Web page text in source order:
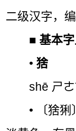
二级汉字，编
■基本
•猞
shē ㄕㄜ
• 〔猞